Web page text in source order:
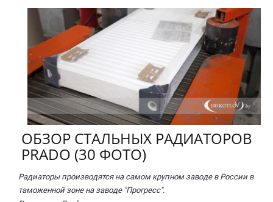
ОБЗОР СТАЛЬНЫХ РАДИАТОРОВ
PRADO (30 ФОТО)
Радиаторы производятся на самом крупном заводе в России в
таможенной зоне на заводе "Прогресс".